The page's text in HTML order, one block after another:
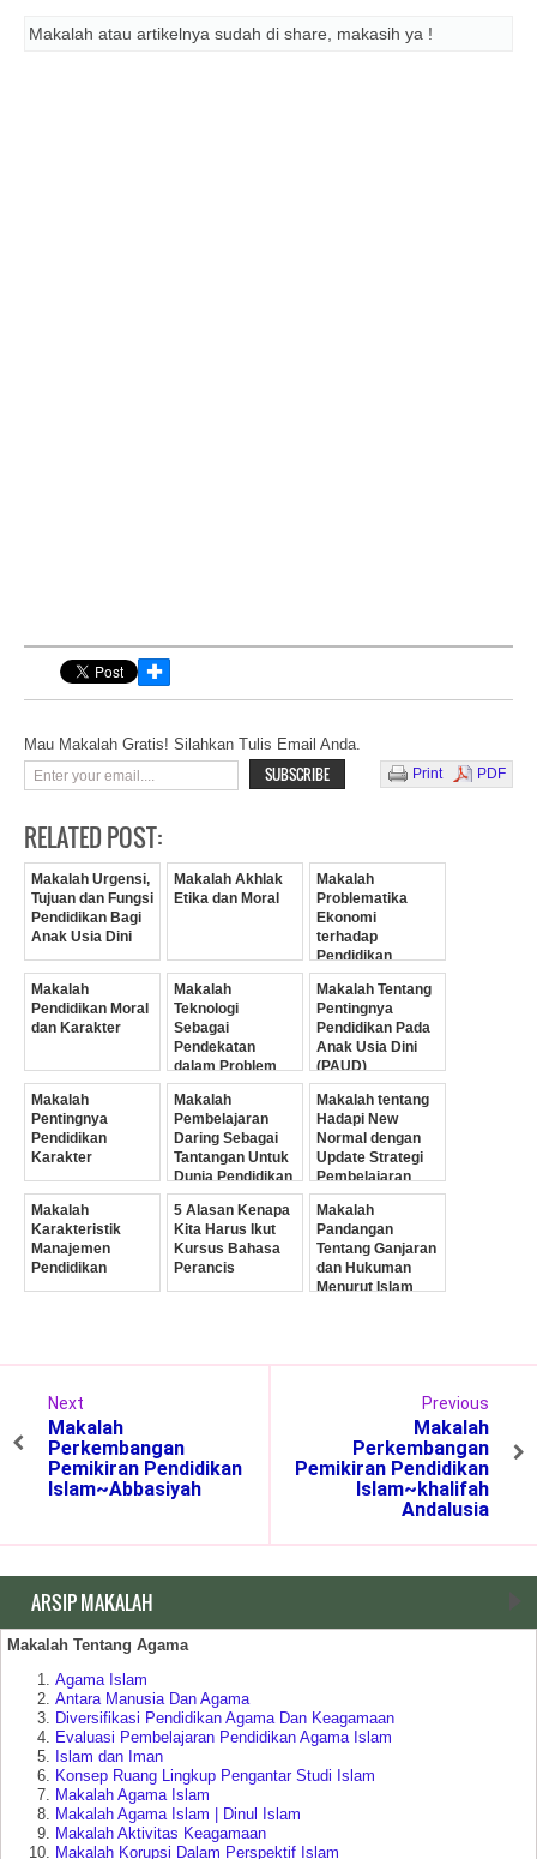
Makalah atau artikelnya sudah di share, makasih ya !
✚
Mau Makalah Gratis! Silahkan Tulis Email Anda.
Print PDF
RELATED POST:
Makalah Urgensi,
Tujuan dan Fungsi
Pendidikan Bagi
Anak Usia Dini
Makalah Akhlak
Etika dan Moral
Makalah
Problematika
Ekonomi
terhadap
Pendidikan
Makalah
Pendidikan Moral
dan Karakter
Makalah
Teknologi
Sebagai
Pendekatan
dalam Problem
Pendidikan
Makalah Tentang
Pentingnya
Pendidikan Pada
Anak Usia Dini
(PAUD)
Makalah
Pentingnya
Pendidikan
Karakter
Makalah
Pembelajaran
Daring Sebagai
Tantangan Untuk
Dunia Pendidikan
Makalah tentang
Hadapi New
Normal dengan
Update Strategi
Pembelajaran
Digital
Makalah
Karakteristik
Manajemen
Pendidikan
5 Alasan Kenapa
Kita Harus Ikut
Kursus Bahasa
Perancis
Makalah
Pandangan
Tentang Ganjaran
dan Hukuman
Menurut Islam
Next
Makalah
Perkembangan
Pemikiran Pendidikan
Islam~Abbasiyah
Previous
Makalah
Perkembangan
Pemikiran Pendidikan
Islam~khalifah
Andalusia
ARSIP MAKALAH
Makalah Tentang Agama
Agama Islam
Antara Manusia Dan Agama
Diversifikasi Pendidikan Agama Dan Keagamaan
Evaluasi Pembelajaran Pendidikan Agama Islam
Islam dan Iman
Konsep Ruang Lingkup Pengantar Studi Islam
Makalah Agama Islam
Makalah Agama Islam | Dinul Islam
Makalah Aktivitas Keagamaan
Makalah Korupsi Dalam Perspektif Islam